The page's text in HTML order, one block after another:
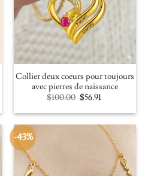
Collier deux coeurs pour toujours
avec pierres de naissance
$100.00 Original
price
was:
$56.91Current
is:
-43%